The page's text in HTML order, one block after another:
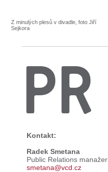
Z minulých plesů v divadle, foto Jiří
Sejkora
PR
Kontakt:
Radek Smetana
Public Relations manažer
smetana@vcd.cz